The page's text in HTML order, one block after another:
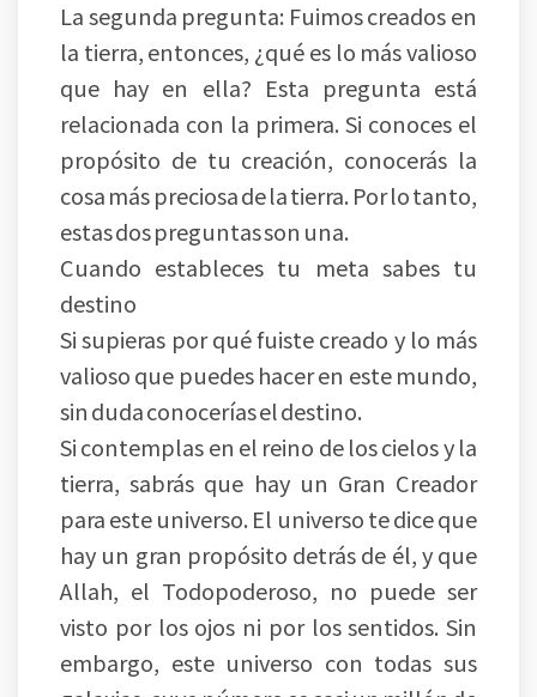
La segunda pregunta: Fuimos creados en
la tierra, entonces, ¿qué es lo más valioso
que hay en ella? Esta pregunta está
relacionada con la primera. Si conoces el
propósito de tu creación, conocerás la
cosa más preciosa de la tierra. Por lo tanto,
estas dos preguntas son una.
Cuando estableces tu meta sabes tu
destino
Si supieras por qué fuiste creado y lo más
valioso que puedes hacer en este mundo,
sin duda conocerías el destino.
Si contemplas en el reino de los cielos y la
tierra, sabrás que hay un Gran Creador
para este universo. El universo te dice que
hay un gran propósito detrás de él, y que
Allah, el Todopoderoso, no puede ser
visto por los ojos ni por los sentidos. Sin
embargo, este universo con todas sus